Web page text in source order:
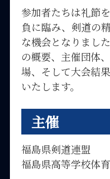
参加者たちは礼節
負に臨み、剣道の
な機会となりまし
の概要、主催団体
場、そして大会結
いたします。
主催
福島県剣道連盟
福島県高等学校体